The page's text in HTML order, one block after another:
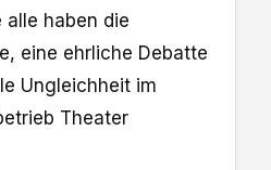
alle haben die
eine ehrliche Debatte
Ungleichheit im
Theater